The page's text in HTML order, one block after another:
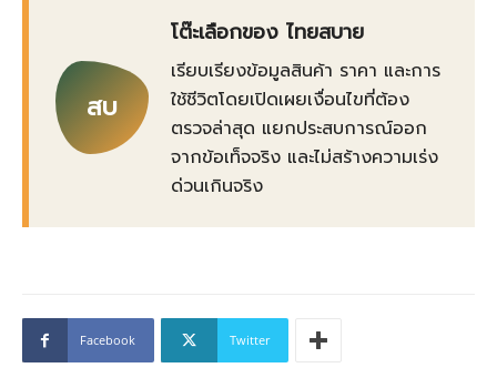
สบ
โต๊ะเลือกของ ไทยสบาย
เรียบเรียงข้อมูลสินค้า ราคา และการ
ใช้ชีวิตโดยเปิดเผยเงื่อนไขที่ต้อง
ตรวจล่าสุด แยกประสบการณ์ออก
จากข้อเท็จจริง และไม่สร้างความเร่ง
ด่วนเกินจริง
Facebook Twitter